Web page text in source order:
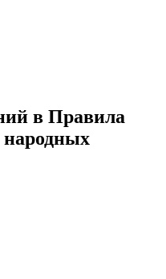
в Правила
народных